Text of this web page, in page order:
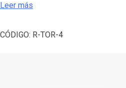
Leer más
CÓDIGO: R-TOR-4